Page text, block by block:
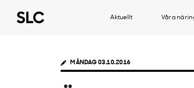
Aktuellt Våra
MÅNDAG 03.10.2016